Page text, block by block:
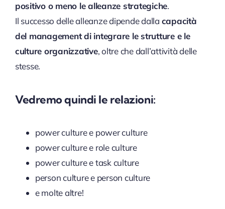
positivo o meno le alleanze strategiche.
Il successo delle alleanze dipende dalla capacità
del management di integrare le strutture e le
culture organizzative, oltre che dall’attività delle
stesse.
Vedremo quindi le relazioni:
power culture e power culture
power culture e role culture
power culture e task culture
person culture e person culture
e molte altre!